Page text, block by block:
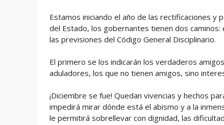
Estamos iniciando el año de las rectificaciones
del Estado, los gobernantes tienen dos
las previsiones del Código General Disciplinario.
El primero se los indicarán los verdaderos
aduladores, los que no tienen amigos, sino
¡Diciembre se fue! Quedan vivencias y hechos
impedirá mirar dónde está el abismo y a la
le permitirá sobrellevar con dignidad, las